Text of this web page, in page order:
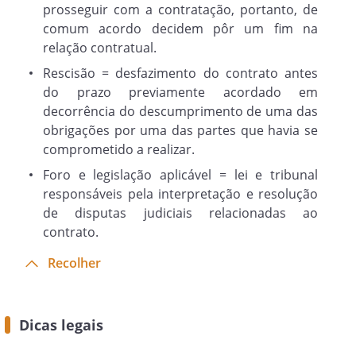
Cláusula 7.3.
. Não constituem causa de rescisão
contratual o não cumprimento das
obrigações assumidas em decorrência de
fatos que independem da vontade das
Partes, ocasionados por caso fortuito ou
força maior, devidamente comprovados,
desde que nos termos contratados as
atividades sejam retomadas no prazo
de 10 (dez) dias, em consonância com a
vontade das Partes. Caso o prazo
mais interesse em manter a contratação
prosseguir com a contratação, portanto, de
comum acordo decidem pôr um fim na
relação contratual.
Rescisão = desfazimento do contrato antes
do prazo previamente acordado em
decorrência do descumprimento de uma das
obrigações por uma das partes que havia se
comprometido a realizar.
Foro e legislação aplicável = lei e tribunal
responsáveis pela interpretação e resolução
de disputas judiciais relacionadas ao
contrato.
Recolher
Dicas legais